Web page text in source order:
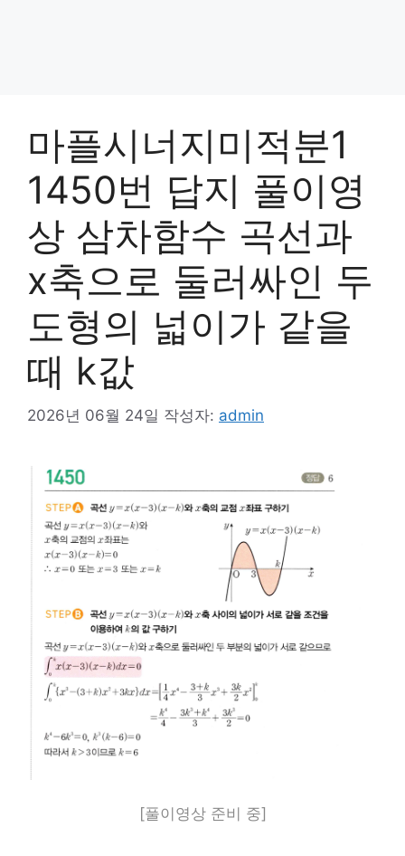
마플시너지미적분1
1450번 답지 풀이영
상 삼차함수 곡선과
x축으로 둘러싸인 두
도형의 넓이가 같을
때 k값
2026년 06월 24일 작성자: admin
[풀이영상 준비 중]